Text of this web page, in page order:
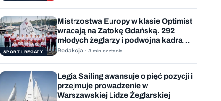
SPORT I REGATY
Mistrzostwa Europy w klasie Optimist
wracają na Zatokę Gdańską. 292
młodych żeglarzy i podwójna kadra
Polski
Redakcja · 3 min czytania
Legia Sailing awansuje o pięć pozycji i
przejmuje prowadzenie w
Warszawskiej Lidze Żeglarskiej